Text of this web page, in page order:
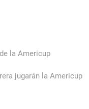
la Americup
jugarán la Americup